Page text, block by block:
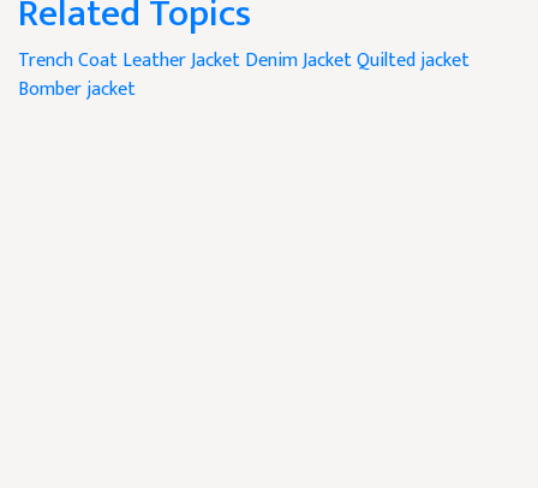
Related Topics
Trench CoatLeather JacketDenim JacketQuilted jacket
Bomber jacket